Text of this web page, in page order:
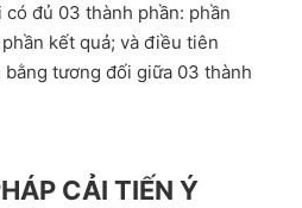
đủ 03 thành phần: phần
kết quả; và điều tiên
tương đối giữa 03 thành
CẢI TIẾN Ý